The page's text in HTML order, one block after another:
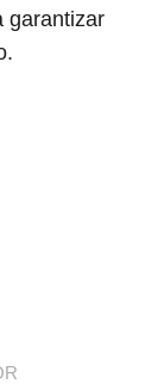
garantizar